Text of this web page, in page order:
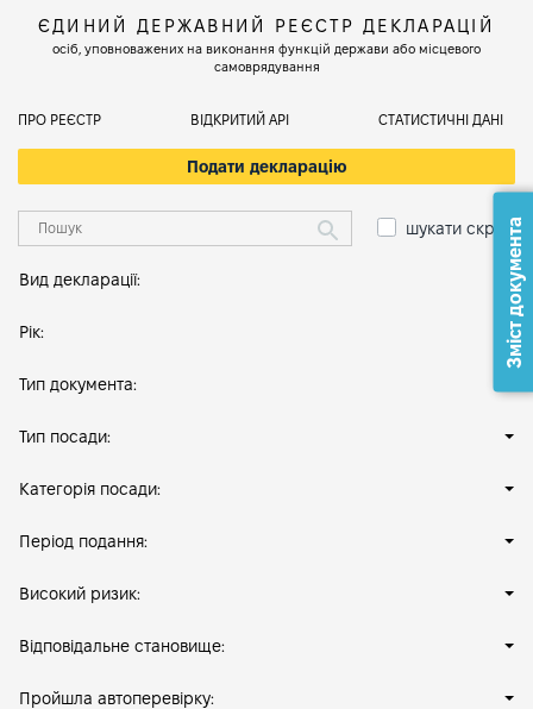
ЄДИНИЙ ДЕРЖАВНИЙ РЕЄСТР ДЕКЛАРАЦІЙ
осіб, уповноважених на виконання функцій держави або місцевого
самоврядування
ПРО РЕЄСТР ВІДКРИТИЙ АРІ СТАТИСТИЧНІ ДАНІ
Подати декларацію
шукати скрізь
Вид декларації:
Рік:
Тип документа:
Тип посади:
Категорія посади:
Період подання:
Високий ризик:
Відповідальне становище:
Пройшла автоперевірку:
Зміст документа